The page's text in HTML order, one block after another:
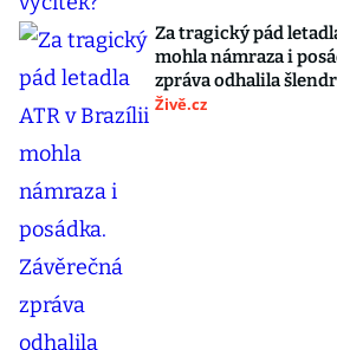
Za tragický pád
mohla námraza i
zpráva odhalila
Živě.cz